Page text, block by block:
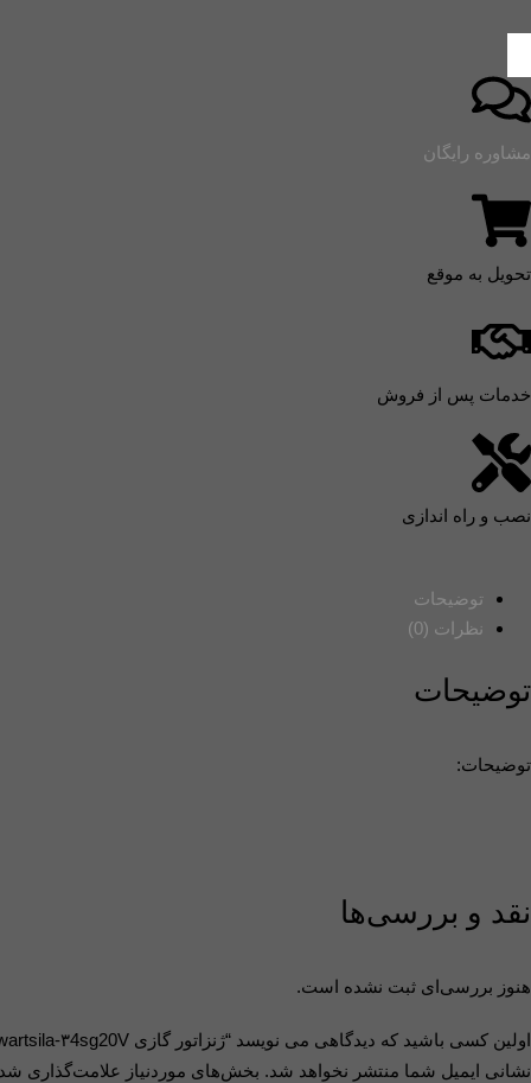
مشاوره رایگان
تحویل به موقع
خدمات پس از فروش
نصب و راه اندازی
توضیحات
نظرات (0)
توضیحات
توضیحات:
نقد و بررسی‌ها
هنوز بررسی‌ای ثبت نشده است.
اولین کسی باشید که دیدگاهی می نویسد “ژنزاتور گازی wartsila-۳4sg20V”
نشانی ایمیل شما منتشر نخواهد شد. بخش‌های موردنیاز علامت‌گذاری